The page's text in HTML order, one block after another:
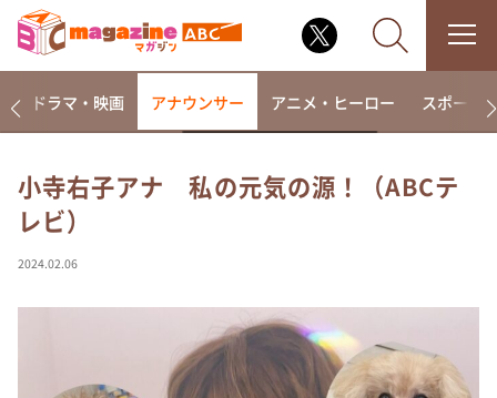
なるみ・岡村の過ぎるTV
相席食堂
～人生密着トークバラエティ！～ やすとものいたっ
探偵！ナイトスクープ
ドラマ・映画 アナウンサー アニメ・ヒーロー スポーツ
小寺右子アナ 私の元気の源！（ABCテ
レビ）
2024.02.06